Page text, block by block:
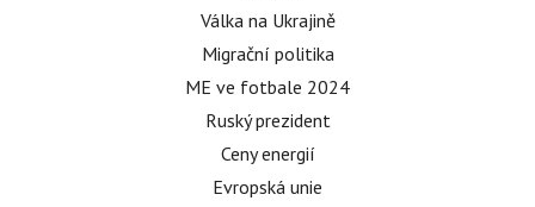
Válka na Ukrajině
Migrační politika
ME ve fotbale 2024
Ruský prezident
Ceny energií
Evropská unie